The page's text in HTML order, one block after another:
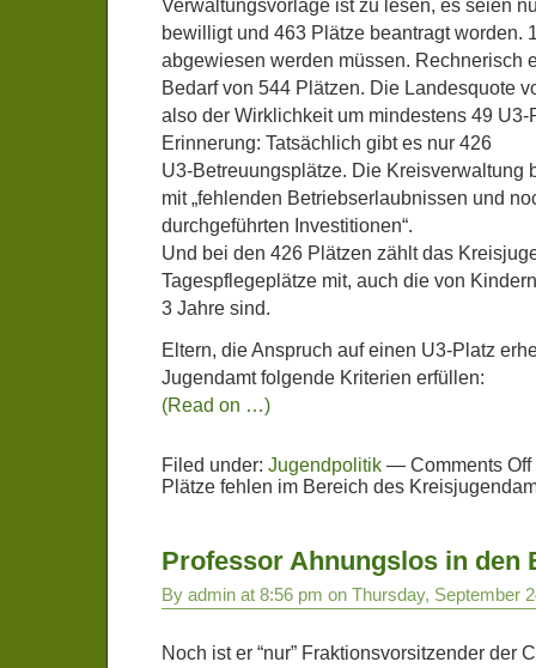
Verwaltungsvorlage ist zu lesen, es seien
bewilligt und 463 Plätze beantragt worden.
abgewiesen werden müssen. Rechnerisch
Bedarf von 544 Plätzen. Die Landesquote
also der Wirklichkeit um mindestens 49 U3-
Erinnerung: Tatsächlich gibt es nur 426
U3-Betreuungsplätze. Die Kreisverwaltung
mit „fehlenden Betriebserlaubnissen und
durchgeführten Investitionen“.
Und bei den 426 Plätzen zählt das
Tagespflegeplätze mit, auch die von
3 Jahre sind.
Eltern, die Anspruch auf einen U3-Platz
Jugendamt folgende Kriterien erfüllen:
(Read on …)
Filed under: Jugendpolitik — Comments Off
Plätze fehlen im Bereich des
Professor Ahnungslos in den
By admin at 8:56 pm on Thursday, September
Noch ist er “nur” Fraktionsvorsitzender der